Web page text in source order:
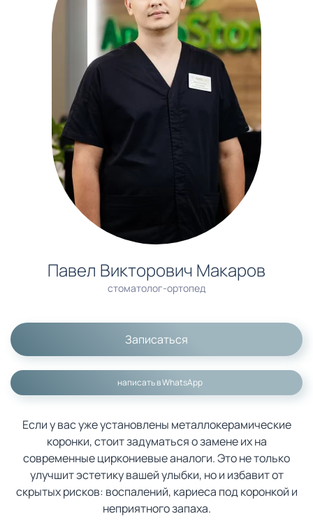
Павел Викторович Макаров
стоматолог-ортопед
Записаться
написать в WhatsApp
Если у вас уже установлены металлокерамические
коронки, стоит задуматься о замене их на
современные циркониевые аналоги. Это не только
улучшит эстетику вашей улыбки, но и избавит от
скрытых рисков: воспалений, кариеса под коронкой и
неприятного запаха.